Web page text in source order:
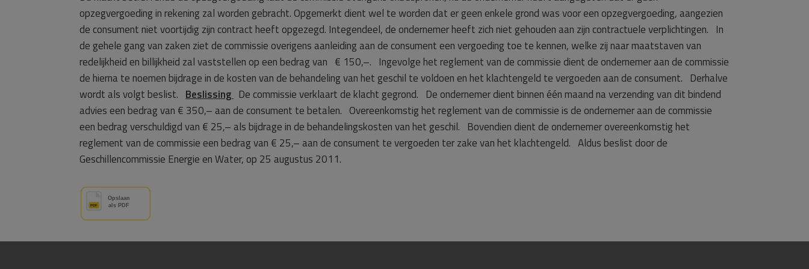
opzegvergoeding in rekening zal worden gebracht. Opgemerkt dient wel te worden dat er geen enkele grond was voor een opzegvergoeding, aangezien
de consument niet voortijdig zijn contract heeft opgezegd. Integendeel, de ondernemer heeft zich niet gehouden aan zijn contractuele verplichtingen. In
de gehele gang van zaken ziet de commissie overigens aanleiding aan de consument een vergoeding toe te kennen, welke zij naar maatstaven van
redelijkheid en billijkheid zal vaststellen op een bedrag van € 150,–. Ingevolge het reglement van de commissie dient de ondernemer aan de commissie
de hierna te noemen bijdrage in de kosten van de behandeling van het geschil te voldoen en het klachtengeld te vergoeden aan de consument. Derhalve
wordt als volgt beslist. Beslissing De commissie verklaart de klacht gegrond. De ondernemer dient binnen één maand na verzending van dit bindend
advies een bedrag van € 350,– aan de consument te betalen. Overeenkomstig het reglement van de commissie is de ondernemer aan de commissie
een bedrag verschuldigd van € 25,– als bijdrage in de behandelingskosten van het geschil. Bovendien dient de ondernemer overeenkomstig het
reglement van de commissie een bedrag van € 25,– aan de consument te vergoeden ter zake van het klachtengeld. Aldus beslist door de
Geschillencommissie Energie en Water, op 25 augustus 2011.